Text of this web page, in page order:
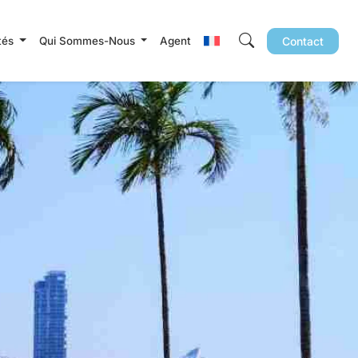
Qui Sommes-Nous Agent Contact